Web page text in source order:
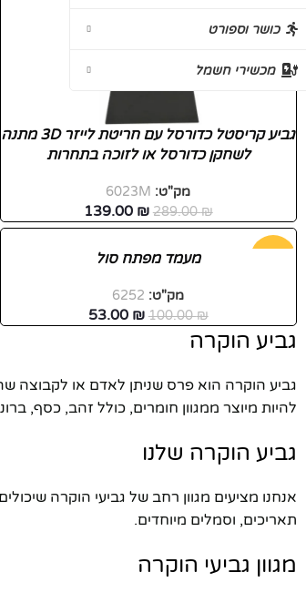
כושר וספורט
מכשירי חשמל
גביע קריסטל כדורסל עם חריטת לייזר 3D מתנה
לשחקן כדורסל או לזוכה בתחרות
מק"ט: 6023M
289.00₪
139.00 ₪
מעמד מפתח סול
מק"ט: 6252
100.00₪
53.00 ₪
גביע הוקרה
גביע הוקרה הוא פרס שניתן לאדם או לקבוצה
להיות מיוצר ממגוון חומרים, כולל זהב, כסף,
גביע הוקרה שלנו
אנחנו מציעים מגוון רחב של גביעי הוקרה
תאריכים, וסמלים מיוחדים.
מגוון גביעי הוקרה
אינסטגרם